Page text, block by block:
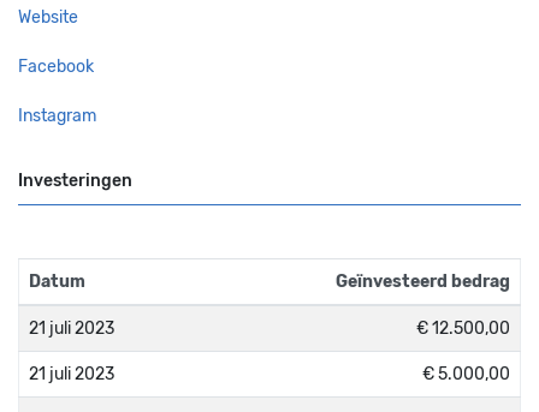
Website
Facebook
Instagram
Investeringen
Datum Geïnvesteerd bedrag
21 juli 2023 € 12.500,00
21 juli 2023 € 5.000,00